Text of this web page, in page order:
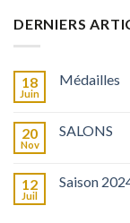
DERNIERS
18
Juin
Médailles
20
Nov
SALONS
12
Juil
Saison